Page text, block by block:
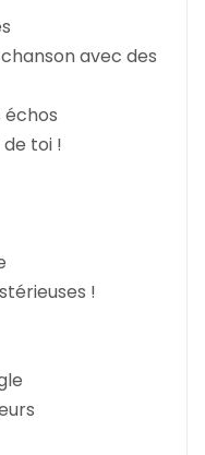
avec des
échos
de toi !
!